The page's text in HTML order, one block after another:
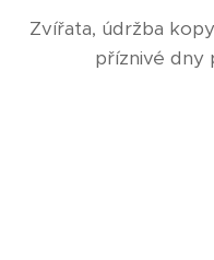
Zvířata, údržba
příznivé dny